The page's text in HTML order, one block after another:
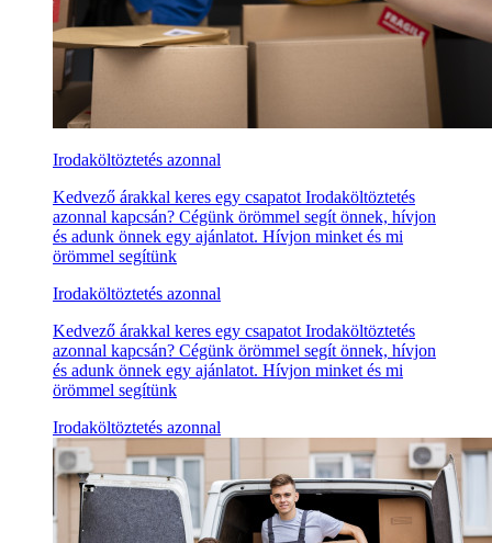
Irodaköltöztetés azonnal
Kedvező árakkal keres egy csapatot Irodaköltöztetés
azonnal kapcsán? Cégünk örömmel segít önnek, hívjon
és adunk önnek egy ajánlatot. Hívjon minket és mi
örömmel segítünk
Irodaköltöztetés azonnal
Kedvező árakkal keres egy csapatot Irodaköltöztetés
azonnal kapcsán? Cégünk örömmel segít önnek, hívjon
és adunk önnek egy ajánlatot. Hívjon minket és mi
örömmel segítünk
Irodaköltöztetés azonnal